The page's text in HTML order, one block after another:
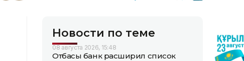
Новости по теме
08 августа 2026, 15:48
Отбасы банк расширил список